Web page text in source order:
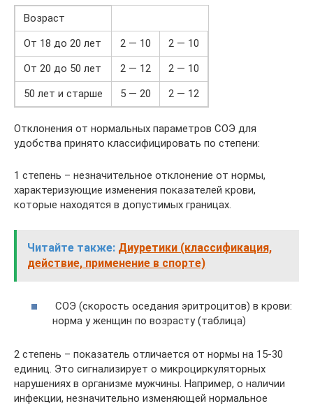
Возраст
От 18 до 20 лет
2 — 10
2 — 10
От 20 до 50 лет
2 — 12
2 — 10
50 лет и старше
5 — 20 2 — 12
Отклонения от нормальных параметров СОЭ для
удобства принято классифицировать по степени:
1 степень – незначительное отклонение от нормы,
характеризующие изменения показателей крови,
которые находятся в допустимых границах.
Читайте также: Диуретики (классификация,
действие, применение в спорте)
СОЭ (скорость оседания эритроцитов) в крови:
норма у женщин по возрасту (таблица)
2 степень – показатель отличается от нормы на 15-30
единиц. Это сигнализирует о микроциркуляторных
нарушениях в организме мужчины. Например, о наличии
инфекции, незначительно изменяющей нормальное